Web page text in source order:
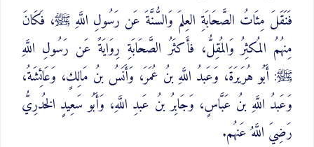
فَنَقَلَ مِئَاتُ الصَّحَابَةِ العِلمَ وَالسُّنَّةَ عَن رَسُولِ اللَّهِ ﷺ، فَكَانَ
مِنهُمُ المُكثِرُ وَالمُقِلُّ، فأَكثَرُ الصَّحَابَةِ رِوَايَةً عَن رَسُولِ اللَّهِ
ﷺ: أَبُو هُرَيرَةَ، وَعَبدُ اللَّهِ بنُ عُمَرَ، وَأَنَسُ بنُ مَالِكٍ، وَعَائِشَةُ،
وَعَبدُ اللَّهِ بنُ عَبَّاسٍ، وَجَابِرُ بنُ عَبدِ اللَّهِ، وَأَبُو سَعِيدٍ الخُدرِيُّ
رَضِيَ اللَّهُ عَنهُم.